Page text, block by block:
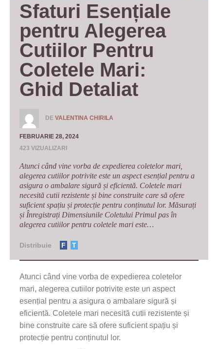
Sfaturi Esențiale
pentru Alegerea
Cutiilor Pentru
Coletele Mari:
Ghid Detaliat
DE VALENTINA CHIRILA
FEBRUARIE 28, 2024
423 VIZUALIZARI
Atunci când vine vorba de expedierea coletelor mari,
alegerea cutiilor potrivite este un aspect esențial pentru a
asigura o ambalare sigură și eficientă. Coletele mari
necesită cutii rezistente și bine construite care să ofere
suficient spațiu și protecție pentru conținutul lor. Măsurați
și Înregistrați Dimensiunile Coletului Primul pas în
alegerea cutiilor pentru coletele mari este…
Distribuie F T
Atunci când vine vorba de expedierea coletelor
mari, alegerea cutiilor potrivite este un aspect
esențial pentru a asigura o ambalare sigură și
eficientă. Coletele mari necesită cutii rezistente și
bine construite care să ofere suficient spațiu și
protecție pentru conținutul lor.